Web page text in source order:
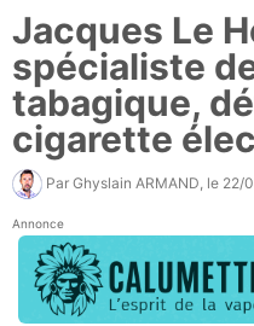
Jacques Le
spécialiste
tabagique,
cigarette
Par Ghyslain ARMAND , le 22/
Annonce